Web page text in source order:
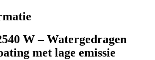
W – Watergedragen
met lage emissie